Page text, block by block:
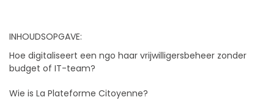
INHOUDSOPGAVE:
Hoe digitaliseert een ngo haar vrijwilligersbeheer zonder
budget of IT-team?
Wie is La Plateforme Citoyenne?